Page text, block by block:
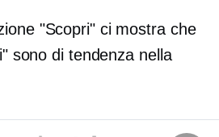
"Scopri" ci mostra che
sono di tendenza nella